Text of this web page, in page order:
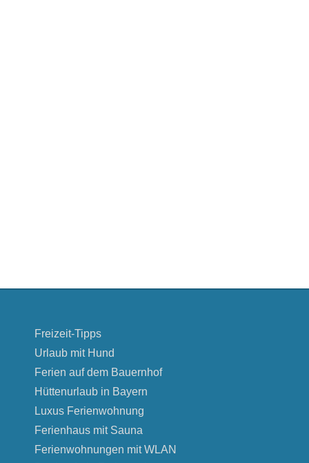
Freizeit-Tipps
Urlaub mit Hund
Ferien auf dem Bauernhof
Hüttenurlaub in Bayern
Luxus Ferienwohnung
Ferienhaus mit Sauna
Ferienwohnungen mit WLAN